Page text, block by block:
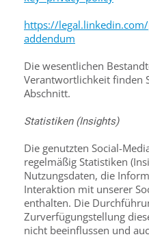
https://
addendum
Die wesentlichen
Verantwortlichkeit finden
Abschnitt.
Statistiken (Insights)
Die genutzten Social-
regelmäßig Statistiken
Nutzungsdaten, die
Interaktion mit unserer
enthalten. Die
Zurverfügungstellung
nicht beeinflussen und